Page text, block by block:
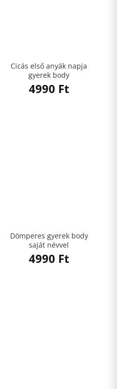
Cicás első anyák napja
gyerek body
4990 Ft
Dömperes gyerek body
saját névvel
4990 Ft